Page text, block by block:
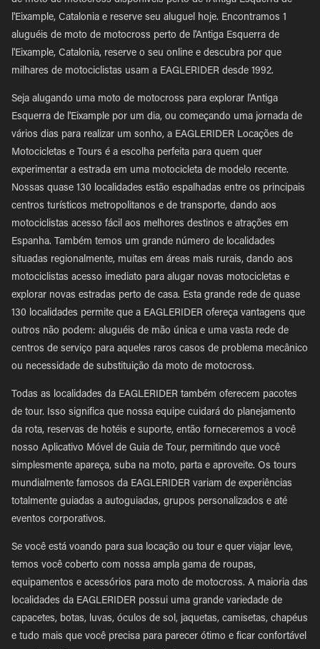
l'Eixample, Catalonia e reserve seu aluguel hoje. Encontramos 1
aluguéis de moto de motocross perto de l'Antiga Esquerra de
l'Eixample, Catalonia, reserve o seu online e descubra por que
milhares de motociclistas usam a EAGLERIDER desde 1992.
Seja alugando uma moto de motocross para explorar l'Antiga
Esquerra de l'Eixample por um dia, ou começando uma jornada de
vários dias para realizar um sonho, a EAGLERIDER Locações de
Motocicletas e Tours é a escolha perfeita para quem quer
experimentar a estrada em uma motocicleta de modelo recente.
Nossas quase 130 localidades estão espalhadas entre os principais
centros turísticos metropolitanos e de transporte, dando aos
motociclistas acesso fácil aos melhores destinos e atrações em
Espanha. Também temos um grande número de localidades
situadas regionalmente, muitas em áreas mais rurais, dando aos
motociclistas acesso imediato para alugar novas motocicletas e
explorar novas estradas perto de casa. Esta grande rede de quase
130 localidades permite que a EAGLERIDER ofereça vantagens que
outros não podem: aluguéis de mão única e uma vasta rede de
centros de serviço para aqueles raros casos de problema mecânico
ou necessidade de substituição da moto de motocross.
Todas as localidades da EAGLERIDER também oferecem pacotes
de tour. Isso significa que nossa equipe cuidará do planejamento
da rota, reservas de hotéis e suporte, então forneceremos a você
nosso Aplicativo Móvel de Guia de Tour, permitindo que você
simplesmente apareça, suba na moto, parta e aproveite. Os tours
mundialmente famosos da EAGLERIDER variam de experiências
totalmente guiadas a autoguiadas, grupos personalizados e até
eventos corporativos.
Se você está voando para sua locação ou tour e quer viajar leve,
temos você coberto com nossa ampla gama de roupas,
equipamentos e acessórios para moto de motocross. A maioria das
localidades da EAGLERIDER possui uma grande variedade de
capacetes, botas, luvas, óculos de sol, jaquetas, camisetas, chapéus
e tudo mais que você precisa para parecer ótimo e ficar confortável